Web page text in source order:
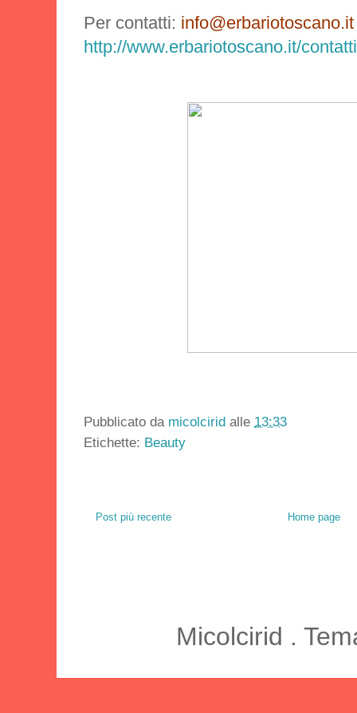
Per contatti:
http://www.erbariotoscano.it/
Pubblicato da micolcirid alle 13:33
Etichette: Beauty
Post più recente Home page
Micolcirid .